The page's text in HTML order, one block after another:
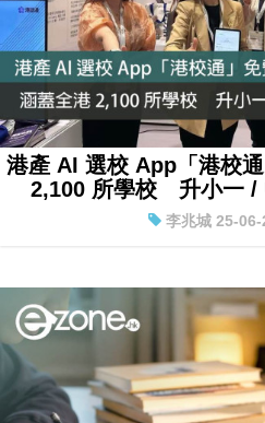
港產 AI 選校 App「港校
2,100 所學校 升小一 /
李兆城 25-06-